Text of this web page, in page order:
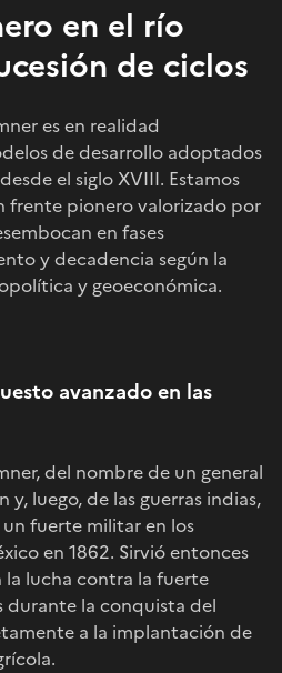
en el río
de ciclos
es en realidad
de desarrollo adoptados
el siglo XVIII. Estamos
frente pionero valorizado por
en fases
y decadencia según la
y geoeconómica.
avanzado en las
del nombre de un general
y, luego, de las guerras indias,
fuerte militar en los
en 1862. Sirvió entonces
lucha contra la fuerte
durante la conquista del
a la implantación de